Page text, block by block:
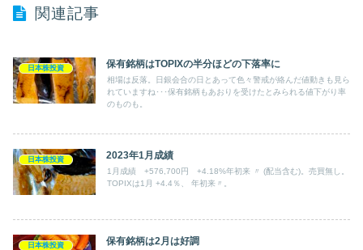
関連記事
日本株投資 保有銘柄はTOPIXの半分ほどの下落率に
相場は反落。日銀会合の日とあって色々警戒が絡んだ値動きも見ら
れていますね･･･保有銘柄もあおりを受けたとみられる値下がり率
のものも。
日本株投資 2023年1月成績
1月成績 +576,700円 +4.18%年初来 〃 (配当含む)。売買無し。
TOPIXは1月 +4.4％、 年初来〃。
日本株投資 保有銘柄は2月は好調